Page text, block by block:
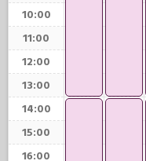
10:00
11:00
12:00
13:00
14:00
15:00
16:00